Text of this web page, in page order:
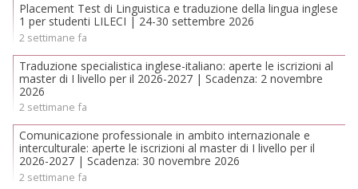
Placement Test di Linguistica e traduzione della lingua inglese
1 per studenti LILECI | 24-30 settembre 2026
2 settimane fa
Traduzione specialistica inglese-italiano: aperte le iscrizioni al
master di I livello per il 2026-2027 | Scadenza: 2 novembre
2026
2 settimane fa
Comunicazione professionale in ambito internazionale e
interculturale: aperte le iscrizioni al master di I livello per il
2026-2027 | Scadenza: 30 novembre 2026
2 settimane fa